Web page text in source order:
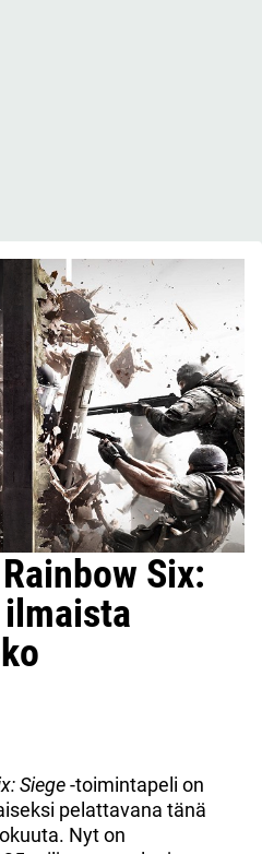
Six:
Siege-toimintapeli on
pelattavana tänä
Nyt on